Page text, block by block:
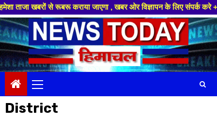
जाएगा , खबर ओर विज्ञापन के लिए संपर्क करे +91 88949 86499
Skip
to
content
Menu
District